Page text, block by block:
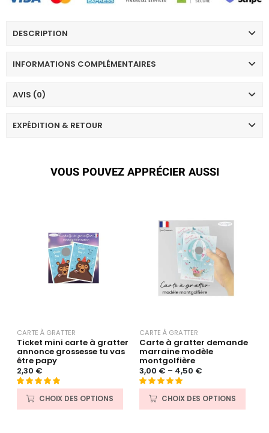
DESCRIPTION
INFORMATIONS COMPLÉMENTAIRES
AVIS (0)
EXPÉDITION & RETOUR
VOUS POUVEZ APPRÉCIER AUSSI
CARTE À GRATTER
Ticket mini carte à gratter
annonce grossesse tu vas
être papy
2,30 €
Noté 5.00
CHOIX DES OPTIONS
CARTE À GRATTER
Carte à gratter demande
marraine modèle
montgolfière
3,00 € – 4,50 €
Noté 5.00
CHOIX DES OPTIONS